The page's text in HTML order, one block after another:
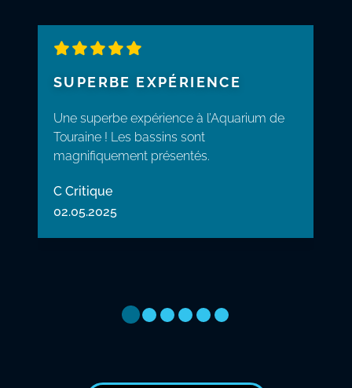
5 Étoiles
SUPERBE EXPÉRIENCE
Une superbe expérience à l’Aquarium de
Touraine ! Les bassins sont
magnifiquement présentés.
C Critique
02.05.2025